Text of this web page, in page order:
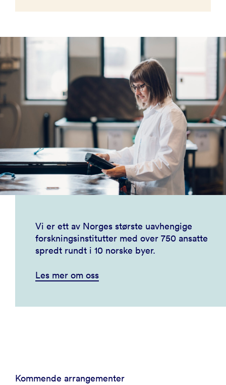
Vi er ett av Norges største uavhengige
forskningsinstitutter med over 750 ansatte
spredt rundt i 10 norske byer.
Les mer om oss
Kommende arrangementer